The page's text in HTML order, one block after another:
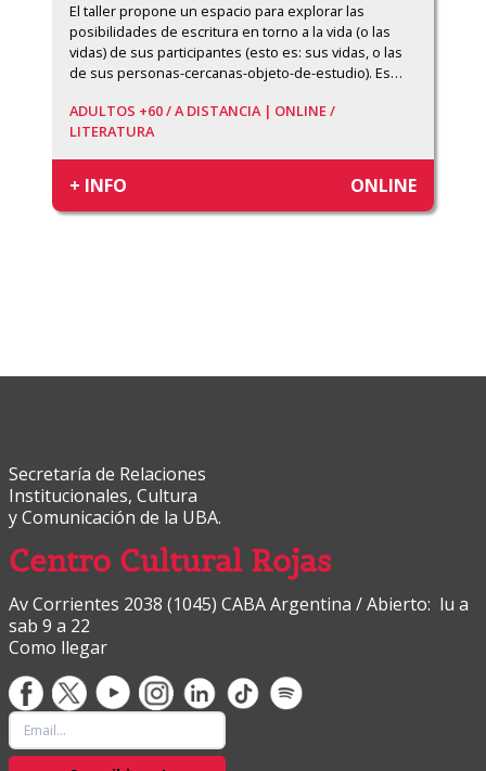
El taller propone un espacio para explorar las
posibilidades de escritura en torno a la vida (o las
vidas) de sus participantes (esto es: sus vidas, o las
de sus personas-cercanas-objeto-de-estudio). Es…
ADULTOS +60 /A DISTANCIA | ONLINE /
LITERATURA
+ INFO ONLINE
Secretaría de Relaciones
Institucionales, Cultura
y Comunicación de la UBA.
Centro Cultural Rojas
Av Corrientes 2038 (1045) CABA Argentina / Abierto: lu a
sab 9 a 22
Como llegar